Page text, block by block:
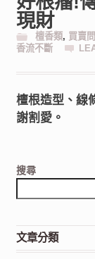
現財
檀香類, 買賣
香流不斷
檀根造型、線
謝割愛。
搜尋
文章分類